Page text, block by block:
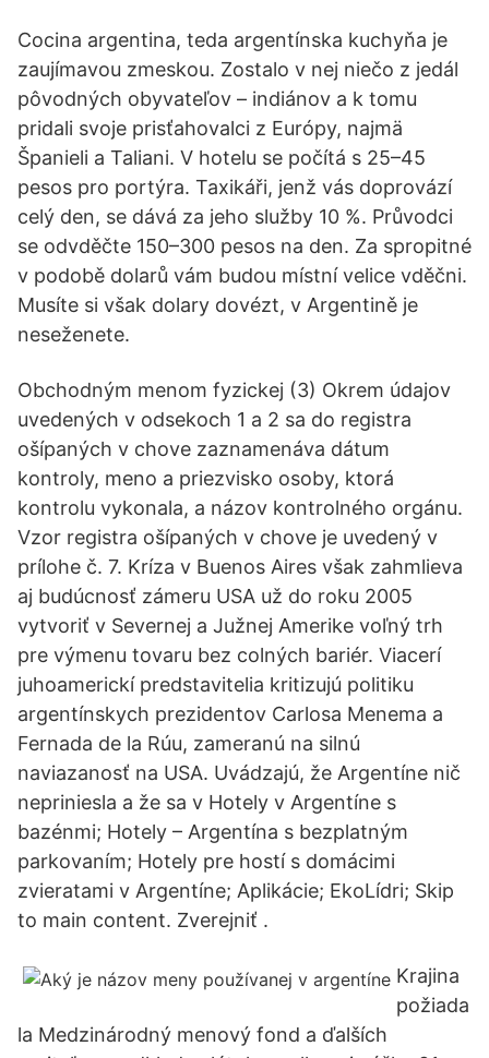
Cocina argentina, teda argentínska kuchyňa je
zaujímavou zmeskou. Zostalo v nej niečo z jedál
pôvodných obyvateľov – indiánov a k tomu
pridali svoje prisťahovalci z Európy, najmä
Španieli a Taliani. V hotelu se počítá s 25–45
pesos pro portýra. Taxikáři, jenž vás doprovází
celý den, se dává za jeho služby 10 %. Průvodci
se odvděčte 150–300 pesos na den. Za spropitné
v podobě dolarů vám budou místní velice vděčni.
Musíte si však dolary dovézt, v Argentině je
neseženete.
Obchodným menom fyzickej (3) Okrem údajov
uvedených v odsekoch 1 a 2 sa do registra
ošípaných v chove zaznamenáva dátum
kontroly, meno a priezvisko osoby, ktorá
kontrolu vykonala, a názov kontrolného orgánu.
Vzor registra ošípaných v chove je uvedený v
prílohe č. 7. Kríza v Buenos Aires však zahmlieva
aj budúcnosť zámeru USA už do roku 2005
vytvoriť v Severnej a Južnej Amerike voľný trh
pre výmenu tovaru bez colných bariér. Viacerí
juhoamerickí predstavitelia kritizujú politiku
argentínskych prezidentov Carlosa Menema a
Fernada de la Rúu, zameranú na silnú
naviazanosť na USA. Uvádzajú, že Argentíne nič
nepriniesla a že sa v Hotely v Argentíne s
bazénmi; Hotely – Argentína s bezplatným
parkovaním; Hotely pre hostí s domácimi
zvieratami v Argentíne; Aplikácie; EkoLídri; Skip
to main content. Zverejniť .
Krajina
požiada
la Medzinárodný menový fond a ďalších